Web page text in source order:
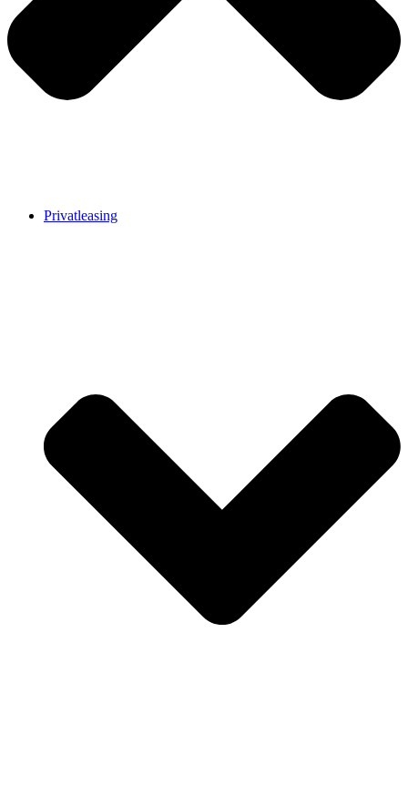
Privatleasing